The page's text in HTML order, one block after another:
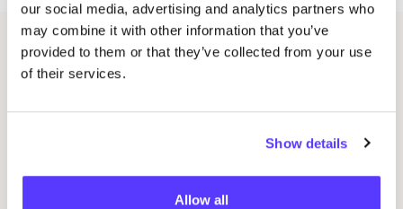
our social media, advertising and analytics partners who
may combine it with other information that you’ve
provided to them or that they’ve collected from your use
of their services.
Show details
Allow all
Gerelateerde evenementen